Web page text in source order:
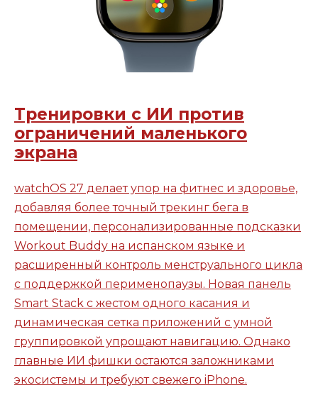
Тренировки с ИИ против
ограничений маленького
экрана
watchOS 27 делает упор на фитнес и здоровье,
добавляя более точный трекинг бега в
помещении, персонализированные подсказки
Workout Buddy на испанском языке и
расширенный контроль менструального цикла
с поддержкой перименопаузы. Новая панель
Smart Stack с жестом одного касания и
динамическая сетка приложений с умной
группировкой упрощают навигацию. Однако
главные ИИ фишки остаются заложниками
экосистемы и требуют свежего iPhone.